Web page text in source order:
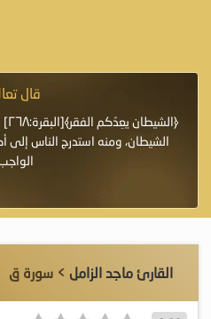
قال
الشيطان، ومنه استدرج الناس إلى
القارئ ماجد الزامل > سورة ق